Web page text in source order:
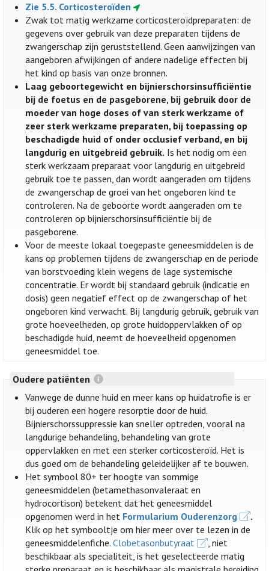
Zie 5.5. Corticosteroïden
Zwak tot matig werkzame corticosteroïdpreparaten: de
gegevens over gebruik van deze preparaten tijdens de
zwangerschap zijn geruststellend. Geen aanwijzingen van
aangeboren afwijkingen of andere nadelige effecten bij
het kind op basis van onze bronnen.
Laag geboortegewicht en bijnierschorsinsufficiëntie
bij de foetus en de pasgeborene, bij gebruik door de
moeder van hoge doses of van sterk werkzame of
zeer sterk werkzame preparaten, bij toepassing op
beschadigde huid of onder occlusief verband, en bij
langdurig en uitgebreid gebruik. Is het nodig om een
sterk werkzaam preparaat voor langdurig en uitgebreid
gebruik toe te passen, dan wordt aangeraden om tijdens
de zwangerschap de groei van het ongeboren kind te
controleren. Na de geboorte wordt aangeraden om te
controleren op bijnierschorsinsufficiëntie bij de
pasgeborene.
Voor de meeste lokaal toegepaste geneesmiddelen is de
kans op problemen tijdens de zwangerschap en de periode
van borstvoeding klein wegens de lage systemische
concentratie. Er wordt bij standaard gebruik (indicatie en
dosis) geen negatief effect op de zwangerschap of het
ongeboren kind verwacht. Bij langdurig gebruik, gebruik van
grote hoeveelheden, op grote huidoppervlakken of op
beschadigde huid, neemt de hoeveelheid opgenomen
geneesmiddel toe.
Oudere patiënten
Vanwege de dunne huid en meer kans op huidatrofie is er
bij ouderen een hogere resorptie door de huid.
Bijnierschorssuppressie kan sneller optreden, vooral na
langdurige behandeling, behandeling van grote
oppervlakken en met een sterker corticosteroïd. Het is
dus goed om de behandeling geleidelijker af te bouwen.
Het symbool 80+ ter hoogte van sommige
geneesmiddelen (betamethasonvaleraat en
hydrocortison) betekent dat het geneesmiddel
opgenomen werd in het Formularium Ouderenzorg
.
Klik op het symbooltje om hier meer over te lezen in de
geneesmiddelenfiche.Clobetasonbutyraat
, niet
beschikbaar als specialiteit, is het geselecteerde matig